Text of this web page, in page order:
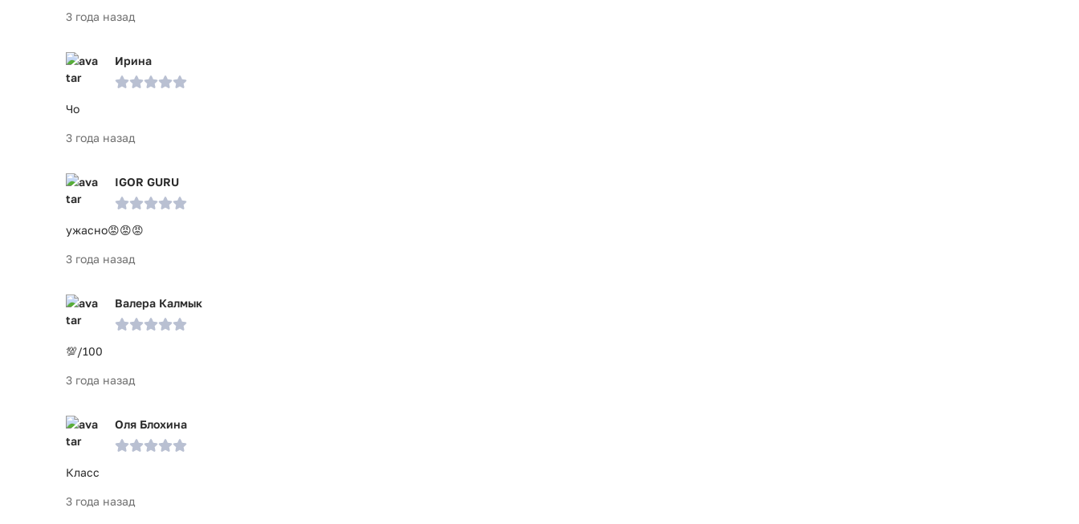
3 года назад
Ирина
Чо
3 года назад
IGOR GURU
ужасно😡😡😡
3 года назад
Валера Калмык
💯/100
3 года назад
Оля Блохина
Класс
3 года назад